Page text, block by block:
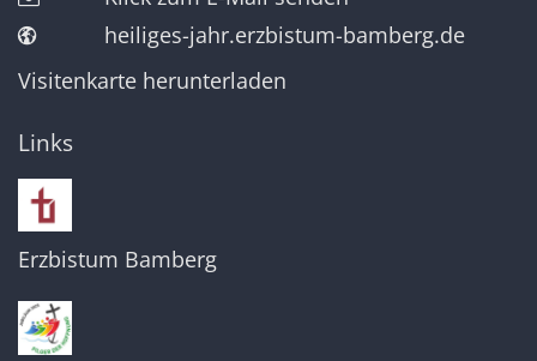
heiliges-jahr.erzbistum-bamberg.de
Visitenkarte herunterladen
Links
Erzbistum Bamberg